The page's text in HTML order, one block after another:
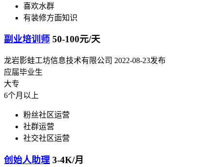
喜欢水群
有装修方面知识
副业培训师 50-100元/天
龙岩影蛙工坊信息技术有限公司 2022-08-23发布
应届毕业生
大专
6个月以上
粉丝社区运营
社群运营
社交社区运营
创始人助理 3-4K/月